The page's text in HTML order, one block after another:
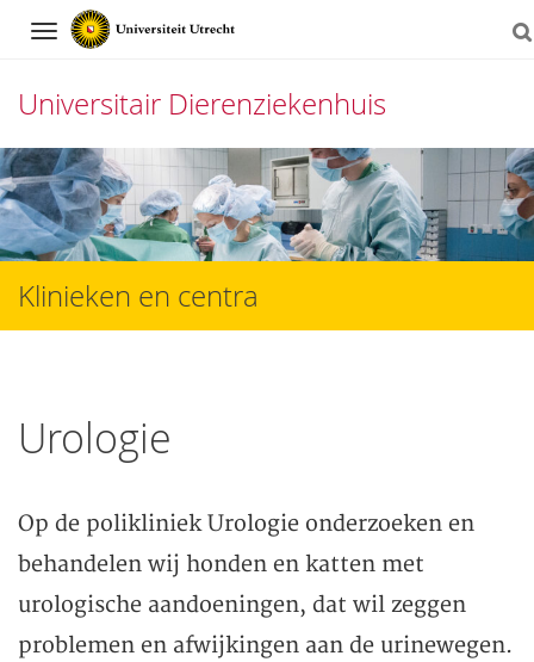
Navigation
Universitair Dierenziekenhuis
Direct
naar
het
inhoud
Klinieken en centra
Urologie
Op de polikliniek Urologie onderzoeken en
behandelen wij honden en katten met
urologische aandoeningen, dat wil zeggen
problemen en afwijkingen aan de urinewegen.